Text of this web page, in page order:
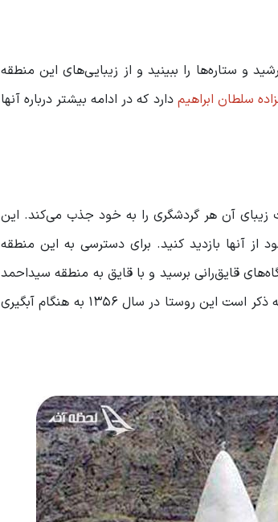
ستاره‌ها را ببینید و از زیبایی‌های این منطقه
سلطان ابراهیم دارد که در ادامه بیشتر درباره آنها
آن هر گردشگری را به خود جذب می‌کند. این
از آنها بازدید کنید. برای دسترسی به این منطقه
قایق‌رانی برسید و با قایق به منطقه سیداحمد
نام خود را از امام زاده‌ای به همین نام برگرفته است. لازم به ذکر است این روستا در سال 1356 به هنگام آبگیری